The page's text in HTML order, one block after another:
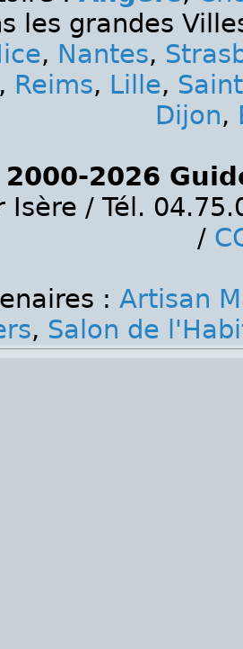
les grandes
, Nantes,
, Reims, Lille,
Dijon,
2026
Isère / Tél.
/
: Artisan
, Salon de